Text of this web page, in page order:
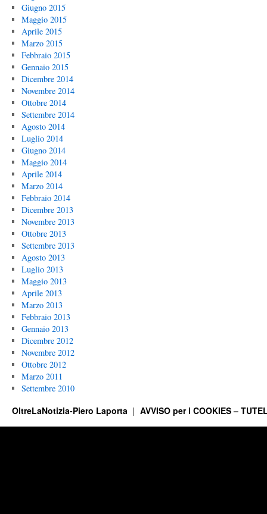
Giugno 2015
Maggio 2015
Aprile 2015
Marzo 2015
Febbraio 2015
Gennaio 2015
Dicembre 2014
Novembre 2014
Ottobre 2014
Settembre 2014
Agosto 2014
Luglio 2014
Giugno 2014
Maggio 2014
Aprile 2014
Marzo 2014
Febbraio 2014
Dicembre 2013
Novembre 2013
Ottobre 2013
Settembre 2013
Agosto 2013
Luglio 2013
Maggio 2013
Aprile 2013
Marzo 2013
Febbraio 2013
Gennaio 2013
Dicembre 2012
Novembre 2012
Ottobre 2012
Marzo 2011
Settembre 2010
OltreLaNotizia-Piero Laporta AVVISO per i COOKIES –